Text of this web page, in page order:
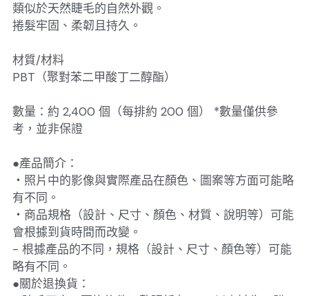
類似於天然睫毛的自然外觀。
捲髮牢固、柔韌且持久。
材質/材料
PBT（聚對苯二甲酸丁二醇酯）
數量：約 2,400 個（每排約 200 個） *數量僅供參
考，並非保證
●產品簡介：
・照片中的影像與實際產品在顏色、圖案等方面可能略
有不同。
・商品規格（設計、尺寸、顏色、材質、說明等）可能
會根據到貨時間而改變。
- 根據產品的不同，規格（設計、尺寸、顏色等）可能
略有不同。
●關於退換貨：